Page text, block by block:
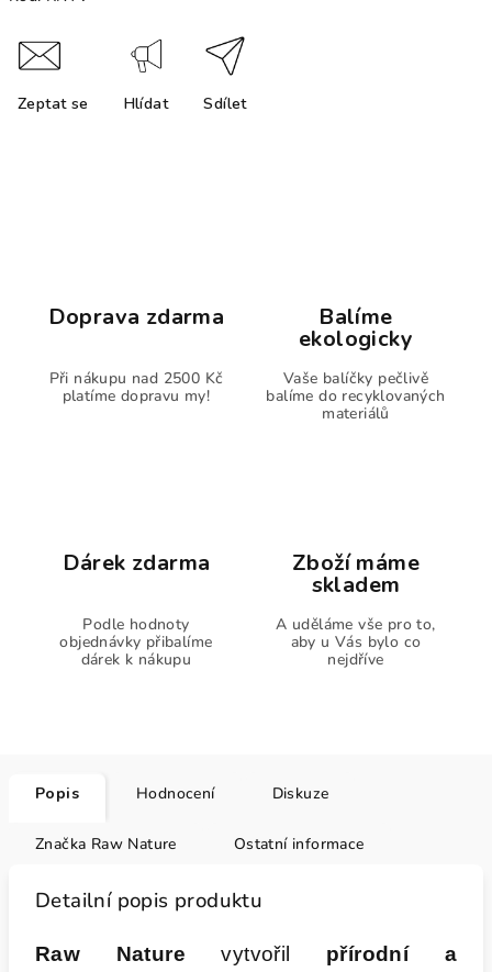
Zeptat se Hlídat Sdílet
Doprava zdarma
Při nákupu nad 2500 Kč
platíme dopravu my!
Balíme
ekologicky
Vaše balíčky pečlivě
balíme do recyklovaných
materiálů
Dárek zdarma
Podle hodnoty
objednávky přibalíme
dárek k nákupu
Zboží máme
skladem
A uděláme vše pro to,
aby u Vás bylo co
nejdříve
Popis Hodnocení Diskuze
Značka Raw Nature Ostatní informace
Detailní popis produktu
Raw Nature vytvořil přírodní a